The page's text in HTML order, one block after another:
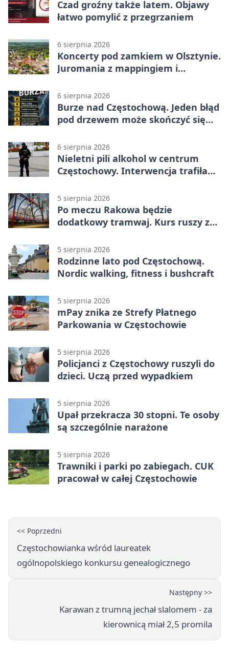
Czad groźny także latem. Objawy
łatwo pomylić z przegrzaniem
6 sierpnia 2026
Koncerty pod zamkiem w Olsztynie.
Juromania z mappingiem i
6 sierpnia 2026
Burze nad Częstochową. Jeden błąd
pod drzewem może skończyć się
6 sierpnia 2026
Nieletni pili alkohol w centrum
Częstochowy. Interwencja trafiła
5 sierpnia 2026
Po meczu Rakowa będzie
dodatkowy tramwaj. Kurs ruszy ze
5 sierpnia 2026
Rodzinne lato pod Częstochową.
Nordic walking, fitness i bushcraft
5 sierpnia 2026
mPay znika ze Strefy Płatnego
Parkowania w Częstochowie
5 sierpnia 2026
Policjanci z Częstochowy ruszyli do
dzieci. Uczą przed wypadkiem
5 sierpnia 2026
Upał przekracza 30 stopni. Te osoby
są szczególnie narażone
5 sierpnia 2026
Trawniki i parki po zabiegach. CUK
pracował w całej Częstochowie
<< Poprzedni
Częstochowianka wśród laureatek
ogólnopolskiego konkursu genealogicznego
Następny >>
Karawan z trumną jechał slalomem - za
kierownicą miał 2,5 promila